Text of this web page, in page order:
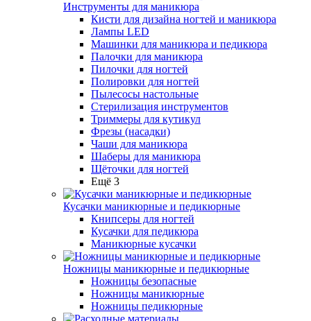
Инструменты для маникюра
Кисти для дизайна ногтей и маникюра
Лампы LED
Машинки для маникюра и педикюра
Палочки для маникюра
Пилочки для ногтей
Полировки для ногтей
Пылесосы настольные
Стерилизация инструментов
Триммеры для кутикул
Фрезы (насадки)
Чаши для маникюра
Шаберы для маникюра
Щёточки для ногтей
Ещё 3
Кусачки маникюрные и педикюрные
Книпсеры для ногтей
Кусачки для педикюра
Маникюрные кусачки
Ножницы маникюрные и педикюрные
Ножницы безопасные
Ножницы маникюрные
Ножницы педикюрные